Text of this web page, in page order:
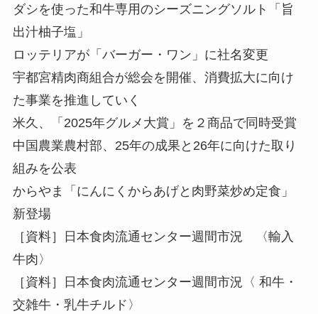
ダシを使った和牛専用のシーズニングソルト「旨
出汁柚子塩」
ロッテリアが「バーガー・ワン」に社名変更
宇都宮精肉商組合が総会を開催、消費拡大に向け
た事業を推進していく
米久、「2025年グルメ大賞」を２商品で同時受賞
中国農業農村部、25年の成果と26年に向けた取り
組みを公表
からやま「にんにくからあげと肉野菜炒め定食」
新登場
［資料］日本食肉流通センター週間市況 〈輸入
牛肉〉
［資料］日本食肉流通センター週間市況〈 和牛・
交雑牛・乳牛チルド〉